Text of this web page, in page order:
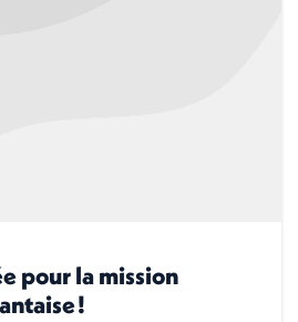
pour la mission
!